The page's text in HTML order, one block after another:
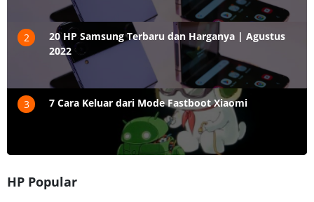
2
20 HP Samsung Terbaru dan Harganya | Agustus
2022
3 7 Cara Keluar dari Mode Fastboot Xiaomi
HP Popular